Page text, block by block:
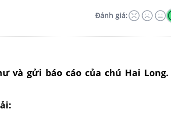
Đánh giá:
và gửi báo cáo của chú Hai